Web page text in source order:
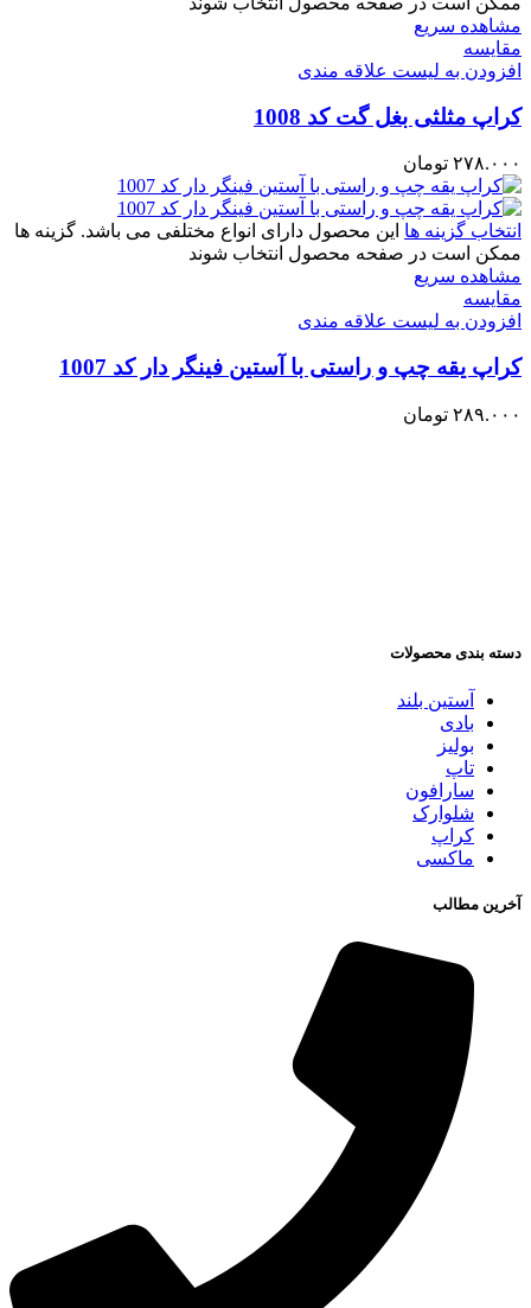
مشاهده سریع
مقایسه
افزودن به لیست علاقه مندی
کراپ مثلثی بغل گت کد 1008
۲۷۸.۰۰۰ تومان
انتخاب گزینه ها این محصول دارای انواع مختلفی می باشد. گزینه ها
ممکن است در صفحه محصول انتخاب شوند
مشاهده سریع
مقایسه
افزودن به لیست علاقه مندی
کراپ یقه چپ و راستی با آستین فینگر دار کد 1007
۲۸۹.۰۰۰ تومان
دسته بندی محصولات
آستین بلند
بادی
بولیز
تاپ
سارافون
شلوارک
کراپ
ماکسی
آخرین مطالب